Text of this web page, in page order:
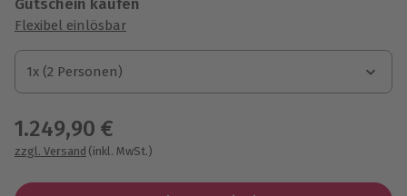
Gutschein kaufen
Flexibel einlösbar
1x (2 Personen)
1x (2 Personen)
1x (2 Personen)
1.249,90 €
zzgl. Versand (inkl. MwSt.)